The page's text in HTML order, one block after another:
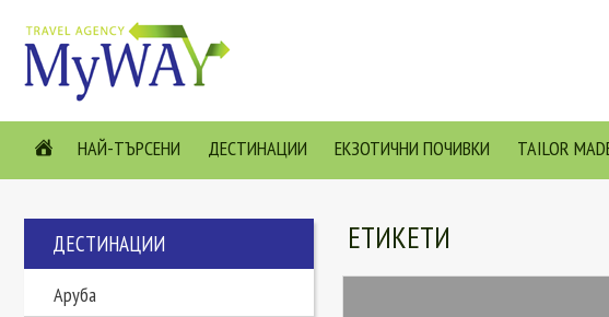
НАЙ-ТЪРСЕНИ ДЕСТИНАЦИИ ЕКЗОТИЧНИ ПОЧИВКИ TAILOR
ДЕСТИНАЦИИ
Аруба
ЕТИКЕТИ